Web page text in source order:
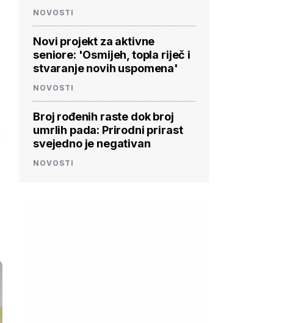
NOVOSTI
Novi projekt za aktivne
seniore: 'Osmijeh, topla riječ i
stvaranje novih uspomena'
NOVOSTI
Broj rođenih raste dok broj
umrlih pada: Prirodni prirast
svejedno je negativan
NOVOSTI